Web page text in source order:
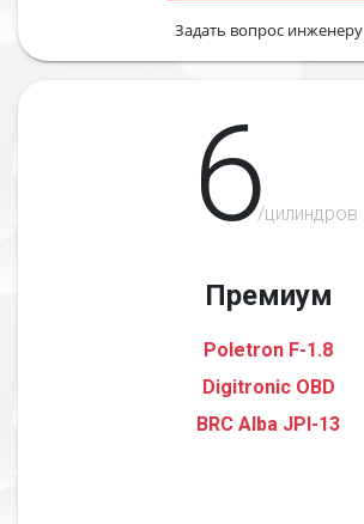
Задать вопрос инженеру
6/цилиндров
Премиум
Poletron F-1.8
Digitronic OBD
BRC Alba JPI-13